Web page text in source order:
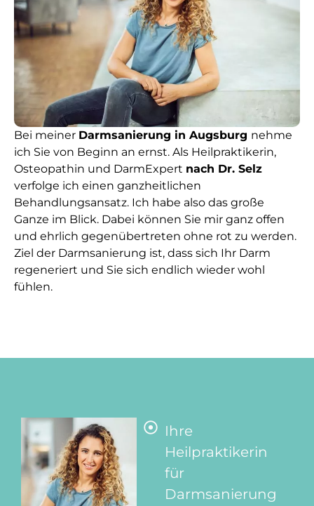
Bei meiner Darmsanierung in Augsburg nehme
ich Sie von Beginn an ernst. Als Heilpraktikerin,
Osteopathin und DarmExpert nach Dr. Selz
verfolge ich einen ganzheitlichen
Behandlungsansatz. Ich habe also das große
Ganze im Blick. Dabei können Sie mir ganz offen
und ehrlich gegenübertreten ohne rot zu werden.
Ziel der Darmsanierung ist, dass sich Ihr Darm
regeneriert und Sie sich endlich wieder wohl
fühlen.
Ihre
Heilpraktikerin
für
Darmsanierung